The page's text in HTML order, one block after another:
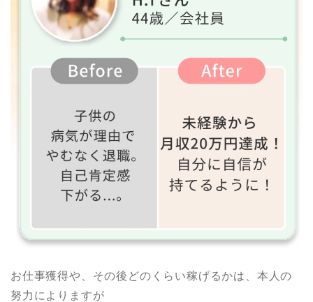
お仕事獲得や、その後どのくらい稼げるかは、本人の
努力によりますが